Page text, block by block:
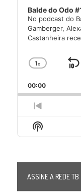
Balde do Odo
No podcast do
Gamberger,
Castanheira
Change
Rate
1x
00:00
Previous
Episode
Show
Podcast
ASSINE A REDE TB